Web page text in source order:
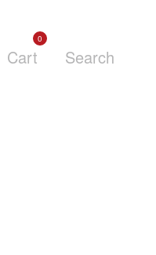
Cart
0
Search